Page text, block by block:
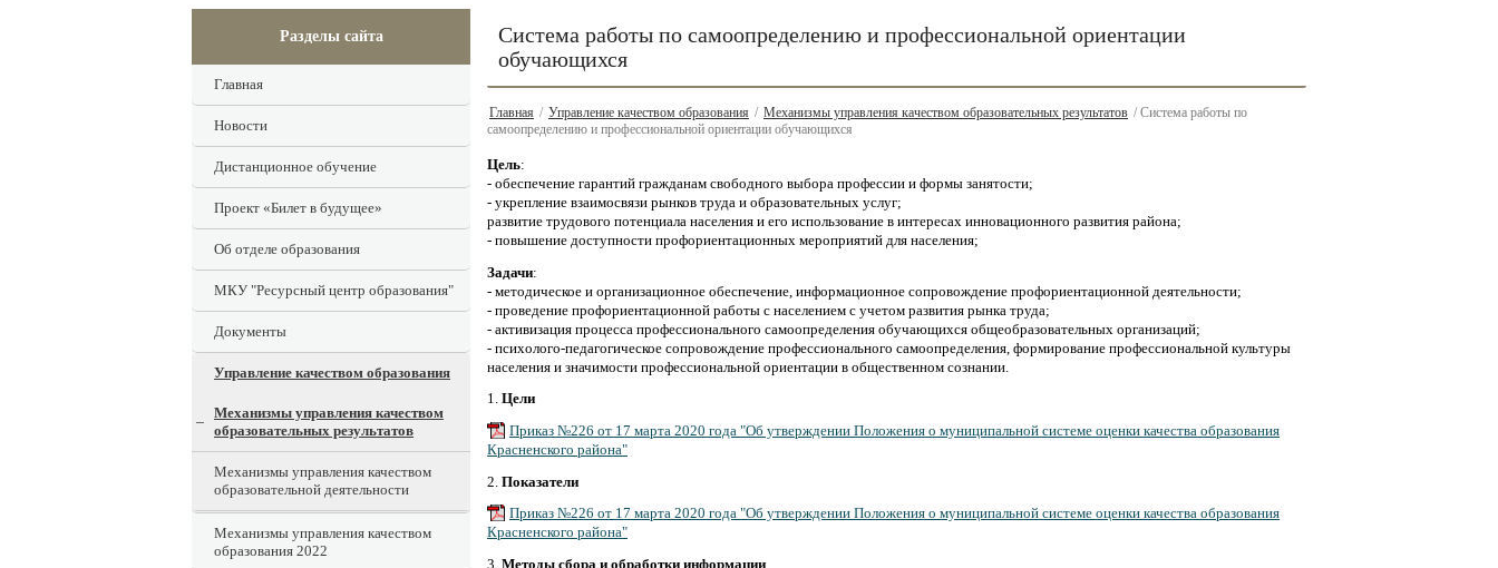
Разделы сайта
Главная
Новости
Дистанционное обучение
Проект «Билет в будущее»
Об отделе образования
МКУ "Ресурсный центр образования"
Документы
Управление качеством образования
Механизмы управления качеством
образовательных результатов
Механизмы управления качеством
образовательной деятельности
Механизмы управления качеством
образования 2022
Система работы по самоопределению и профессиональной ориентации
обучающихся
Главная / Управление качеством образования / Механизмы управления качеством образовательных результатов / Система работы по
самоопределению и профессиональной ориентации обучающихся
Цель:
- обеспечение гарантий гражданам свободного выбора профессии и формы занятости;
- укрепление взаимосвязи рынков труда и образовательных услуг;
развитие трудового потенциала населения и его использование в интересах инновационного развития района;
- повышение доступности профориентационных мероприятий для населения;
Задачи:
- методическое и организационное обеспечение, информационное сопровождение профориентационной деятельности;
- проведение профориентационной работы с населением с учетом развития рынка труда;
- активизация процесса профессионального самоопределения обучающихся общеобразовательных организаций;
- психолого-педагогическое сопровождение профессионального самоопределения, формирование профессиональной культуры
населения и значимости профессиональной ориентации в общественном сознании.
1. Цели
Приказ №226 от 17 марта 2020 года "Об утверждении Положения о муниципальной системе оценки качества образования
Красненского района"
2. Показатели
Приказ №226 от 17 марта 2020 года "Об утверждении Положения о муниципальной системе оценки качества образования
Красненского района"
3. Методы сбора и обработки информации